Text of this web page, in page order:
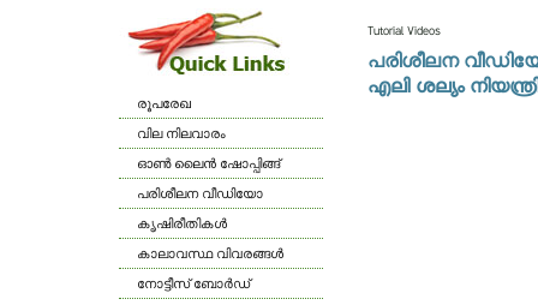
രൂപരേഖ
വില നിലവാരം
ഓണ്‍ ലൈന്‍ ഷോപ്പിങ്ങ്
പരിശീലന വീഡിയോ
കൃഷിരീതികള്‍
കാലാവസ്ഥ വിവരങ്ങള്‍
നോട്ടീസ് ബോര്‍ഡ്
Tutorial Videos
പരിശീലന
എലി ശല്യം